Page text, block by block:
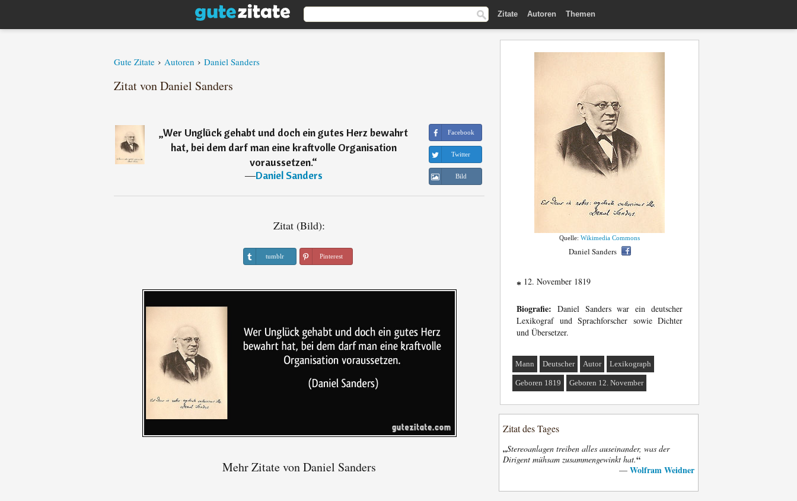
Zitate Autoren Themen
Gute Zitate › Autoren › Daniel Sanders
Zitat von Daniel Sanders
„Wer Unglück gehabt und doch ein gutes Herz bewahrt
hat, bei dem darf man eine kraftvolle Organisation
voraussetzen.“
―Daniel Sanders
Facebook
Twitter
Bild
Zitat (Bild):
tumblr Pinterest
Mehr Zitate von Daniel Sanders
Quelle: Wikimedia Commons
Daniel Sanders
* 12. November 1819
Biografie: Daniel Sanders war ein deutscher
Lexikograf und Sprachforscher sowie Dichter
und Übersetzer.
Mann Deutscher Autor Lexikograph
Geboren 1819 Geboren 12. November
Zitat des Tages
„Stereoanlagen treiben alles auseinander, was der
Dirigent mühsam zusammengewinkt hat.“
— Wolfram Weidner